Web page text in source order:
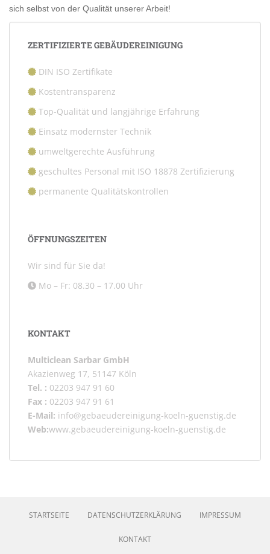
sich selbst von der Qualität unserer Arbeit!
ZERTIFIZIERTE GEBÄUDEREINIGUNG
DIN ISO Zertifikate
Kostentransparenz
Top-Qualität und langjährige Erfahrung
Einsatz modernster Technik
umweltgerechte Ausführung
geschultes Personal mit ISO 18878 Zertifizierung
permanente Qualitätskontrollen
ÖFFNUNGSZEITEN
Wir sind für Sie da!
Mo – Fr: 08.30 – 17.00 Uhr
KONTAKT
Multiclean Sarbar GmbH
Akazienweg 17, 51147 Köln
Tel. : 02203 947 91 60
Fax : 02203 947 91 61
E-Mail: info@gebaeudereinigung-koeln-guenstig.de
Web:www.gebaeudereinigung-koeln-guenstig.de
STARTSEITE DATENSCHUTZERKLÄRUNG IMPRESSUM
KONTAKT